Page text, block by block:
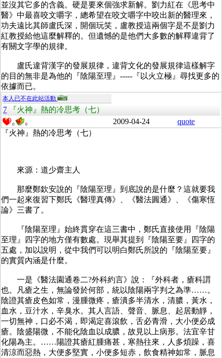
並沒其它多的含義。硬是要來個強求新解。劉力紅在《思考中
醫》中最喜咬文嚼字，總希望在咬文嚼字中咬出新的醫理來，
功夫遠比其師盧氏深，開個玩笑，盧教授這兩個字是不是劉力
紅教授給他這麼解釋的。但遺憾的是他們大多數的解釋違背了
有關文字學的規律。
盧氏違背漢字的發展規律，違背文化的發展規律這樣解字
的目的無非是為他的『陰陽至理』-----『以火立極』尋找更多的
依據而已。
本人已不在此站活動
7 『火神』熱的冷思考（七）
0 0 2009-04-24
quote
『火神』熱的冷思考（七）
來源：道少齋主人
那麼鄭欽安說的『陰陽至理』到底說的是什麼？這就要我
們一起來復習下鄭氏《醫理真傳》、《醫法圓通》、《傷寒恆
論》三書了。
『陰陽至理』始終貫穿在這三書中，鄭氏直接使用『陰陽
至理』四字的地方僅有數處。現舉其提到『陰陽至要』四字的
五處，加以說明，從中我們可以明白鄭氏所說的『陰陽至要』
的實質內涵是什麼。
一是《醫法園通卷二?外科約言》說：『外科者，瘡科謂
也。凡瘡之生，無論發於何部，統以陰陽兩字判之為準……。
陰證其瘡皮色如常，漫腫微疼，瘡潰多半清水，清膿，黃水，
血水，豆汁水，辛臭水。其人言語、聲音、脈息、起居動靜，
一切無神，口必不渴，即渴定喜滾飲，舌必青滑，大小便必成
瘡。陰盛陽微，不能化陰血以成膿，故見以上病形。法宜辛甘
化陽為主。……陽證其瘡紅腫痛甚，寒熱往來，人多煩躁，喜
清涼而惡熱，大便多堅實，小便多短赤，飲食精神如常，脈息